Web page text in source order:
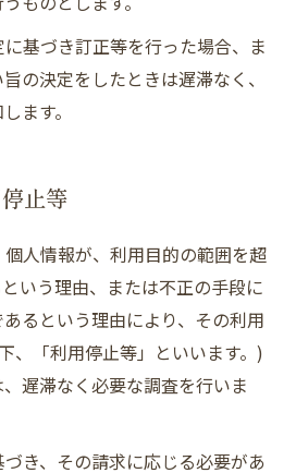
基づき訂正等を行った場合、ま
の決定をしたときは遅滞なく、
ます。
止等
人情報が、利用目的の範囲を超
いう理由、または不正の手段に
るという理由により、その利用
、「利用停止等」といいます。)
遅滞なく必要な調査を行いま
き、その請求に応じる必要があ